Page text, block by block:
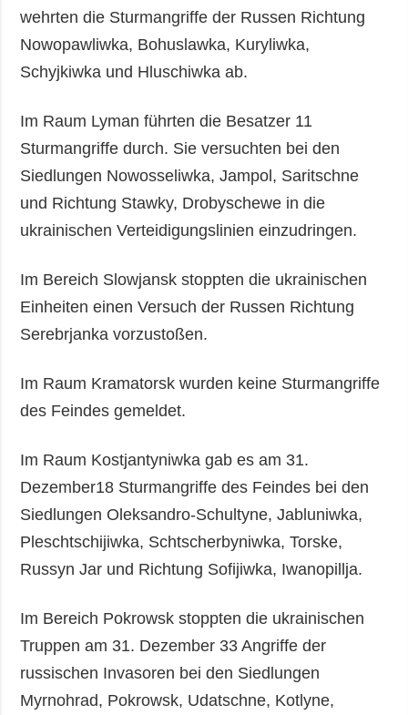
wehrten die Sturmangriffe der Russen Richtung
Nowopawliwka, Bohuslawka, Kuryliwka,
Schyjkiwka und Hluschiwka ab.
Im Raum Lyman führten die Besatzer 11
Sturmangriffe durch. Sie versuchten bei den
Siedlungen Nowosseliwka, Jampol, Saritschne
und Richtung Stawky, Drobyschewe in die
ukrainischen Verteidigungslinien einzudringen.
Im Bereich Slowjansk stoppten die ukrainischen
Einheiten einen Versuch der Russen Richtung
Serebrjanka vorzustoßen.
Im Raum Kramatorsk wurden keine Sturmangriffe
des Feindes gemeldet.
Im Raum Kostjantyniwka gab es am 31.
Dezember18 Sturmangriffe des Feindes bei den
Siedlungen Oleksandro-Schultyne, Jabluniwka,
Pleschtschijiwka, Schtscherbyniwka, Torske,
Russyn Jar und Richtung Sofijiwka, Iwanopillja.
Im Bereich Pokrowsk stoppten die ukrainischen
Truppen am 31. Dezember 33 Angriffe der
russischen Invasoren bei den Siedlungen
Myrnohrad, Pokrowsk, Udatschne, Kotlyne,